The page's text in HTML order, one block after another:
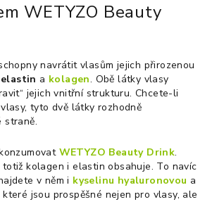
WETYZO Beauty
navrátit vlasům jejich přirozenou
elastin a kolagen. Obě látky vlasy
jejich vnitřní strukturu. Chcete-li
tyto dvě látky rozhodně
straně.
WETYZO Beauty Drink.
kolagen i elastin obsahuje. To navíc
v něm i kyselinu hyaluronovou a
které jsou prospěšné nejen pro vlasy, ale